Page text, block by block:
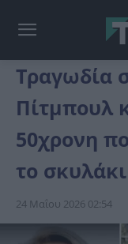
Τραγωδία
Πίτμπουλ
50χρονη
το
24 Μαΐου 2026 02:54